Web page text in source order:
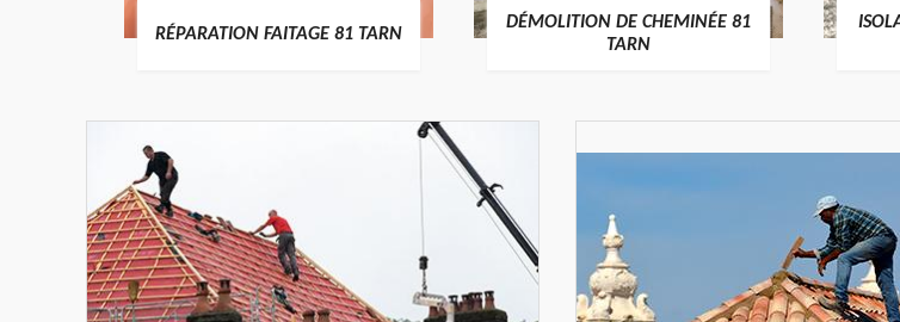
RÉPARATION FAITAGE 81 TARN
DÉMOLITION DE CHEMINÉE 81
TARN